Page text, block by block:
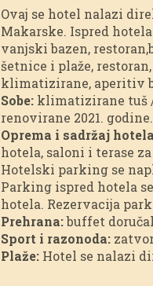
Ovaj se hotel nalazi
Makarske. Ispred
vanjski bazen,
šetnice i plaže,
klimatizirane, aperitiv
Sobe: klimatizirane tuš /
renovirane 2021. godine.
Oprema i sadržaj
hotela, saloni i terase
Hotelski parking se
Parking ispred hotela
hotela. Rezervacija
Prehrana:buffet
Sport i razonoda:
Plaže: Hotel se nalazi